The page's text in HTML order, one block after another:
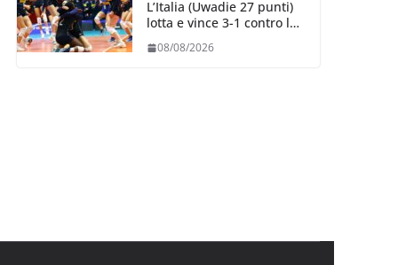
L’Italia (Uwadie 27 punti)
lotta e vince 3-1 contro la
08/08/2026